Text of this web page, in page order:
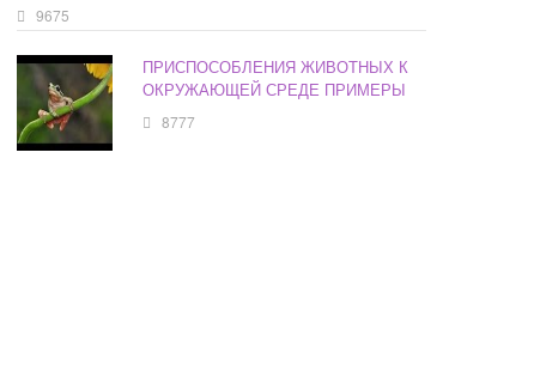
9675
ПРИСПОСОБЛЕНИЯ ЖИВОТНЫХ К
ОКРУЖАЮЩЕЙ СРЕДЕ ПРИМЕРЫ
8777